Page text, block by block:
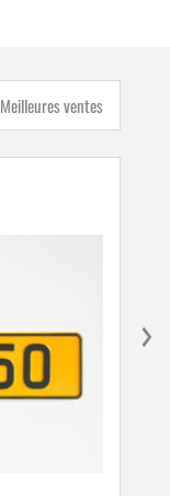
Meilleures ventes